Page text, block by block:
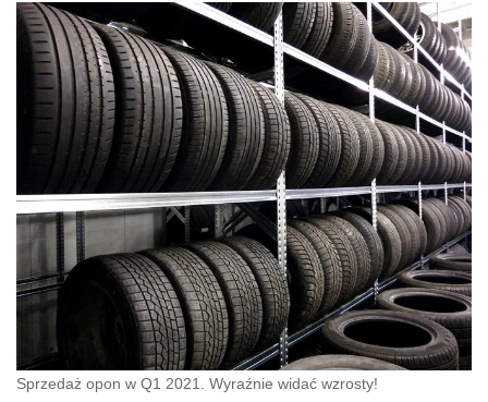
Sprzedaż opon w Q1 2021. Wyraźnie widać wzrosty!